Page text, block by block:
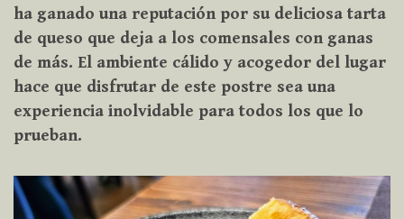
ha ganado una reputación por su deliciosa tarta
de queso que deja a los comensales con ganas
de más. El ambiente cálido y acogedor del lugar
hace que disfrutar de este postre sea una
experiencia inolvidable para todos los que lo
prueban.